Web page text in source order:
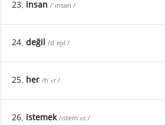
23. insan /ˈɪnsan /
24. değil /dˈejɪl /
25. her /hˈɛr /
26. istemek /ɪstemˈɛc /